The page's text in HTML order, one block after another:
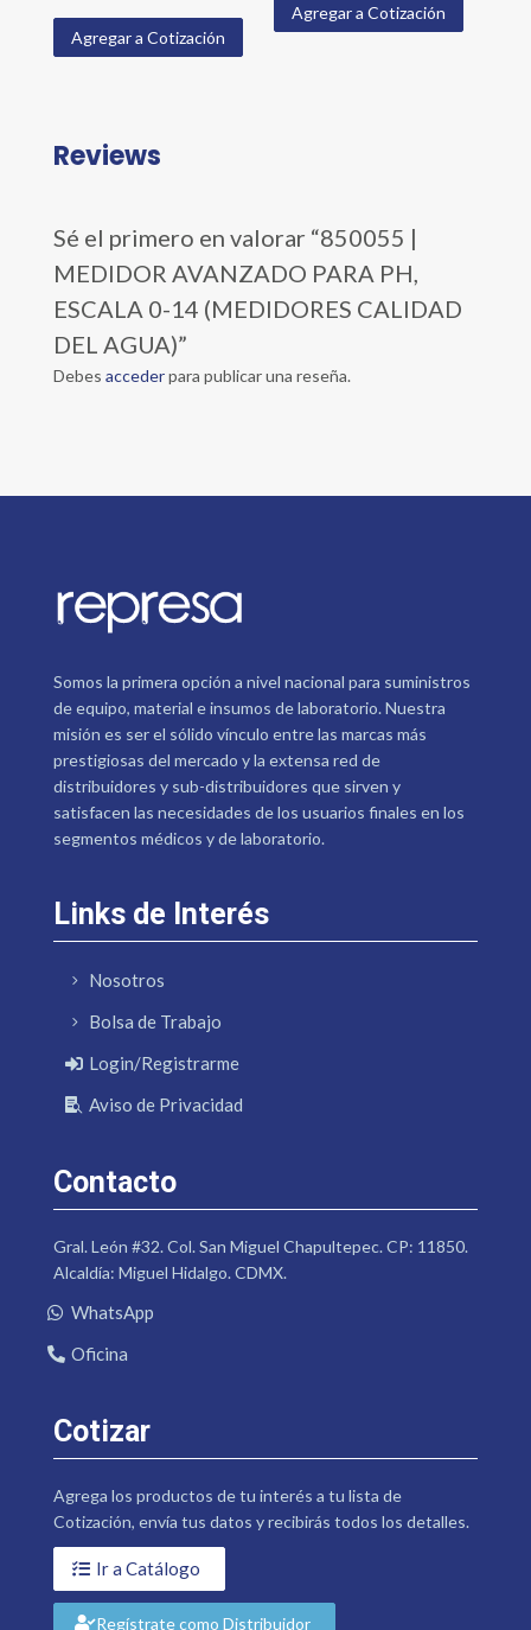
Agregar a Cotización
Agregar a Cotización
Reviews
Sé el primero en valorar “850055 |
MEDIDOR AVANZADO PARA PH,
ESCALA 0-14 (MEDIDORES CALIDAD
DEL AGUA)”
Debes accederpara publicar una reseña.
Somos la primera opción a nivel nacional para suministros
de equipo, material e insumos de laboratorio. Nuestra
misión es ser el sólido vínculo entre las marcas más
prestigiosas del mercado y la extensa red de
distribuidores y sub-distribuidores que sirven y
satisfacen las necesidades de los usuarios finales en los
segmentos médicos y de laboratorio.
Links de Interés
Nosotros
Bolsa de Trabajo
Login/Registrarme
Aviso de Privacidad
Contacto
Gral. León #32. Col. San Miguel Chapultepec. CP: 11850.
Alcaldía: Miguel Hidalgo. CDMX.
WhatsApp
Oficina
Cotizar
Agrega los productos de tu interés a tu lista de
Cotización, envía tus datos y recibirás todos los detalles.
Ir a Catálogo
Regístrate como Distribuidor